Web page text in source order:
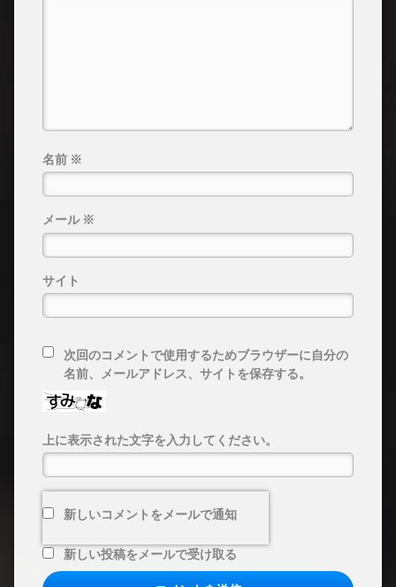
名前 ※
メール ※
サイト
次回のコメントで使用するためブラウザーに自分の
名前、メールアドレス、サイトを保存する。
上に表示された文字を入力してください。
新しいコメントをメールで通知
新しい投稿をメールで受け取る